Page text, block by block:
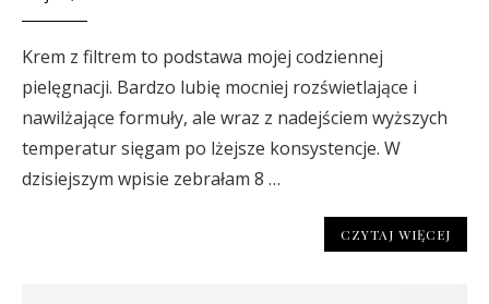
Krem z filtrem to podstawa mojej codziennej
pielęgnacji. Bardzo lubię mocniej rozświetlające i
nawilżające formuły, ale wraz z nadejściem wyższych
temperatur sięgam po lżejsze konsystencje. W
dzisiejszym wpisie zebrałam 8 …
CZYTAJ WIĘCEJ